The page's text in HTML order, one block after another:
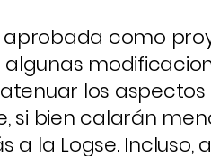
aprobada como
algunas
los
bien calarán
a la Logse.